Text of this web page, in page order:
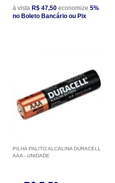
à vista R$ 47,50 economize 5%
no Boleto Bancário ou Pix
PILHA PALITO ALCALINA DURACELL
AAA - UNIDADE